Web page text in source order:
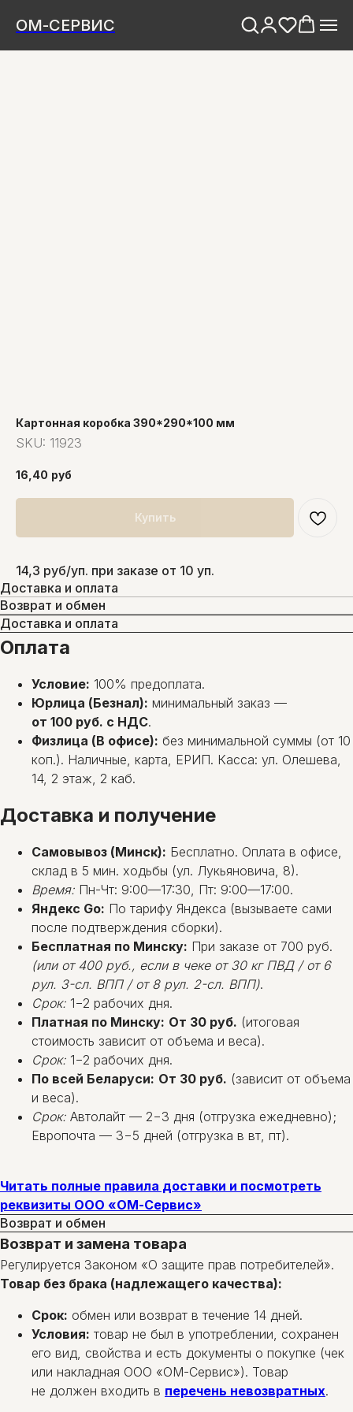
ОМ-СЕРВИС
Картонная коробка 390*290*100 мм
SKU: 11923
16,40 руб
Купить
14,3 руб/уп. при заказе от 10 уп.
Доставка и оплата
Возврат и обмен
Доставка и оплата
Оплата
Условие: 100% предоплата.
Юрлица (Безнал): минимальный заказ —
от 100 руб. с НДС.
Физлица (В офисе): без минимальной суммы (от 10
коп.). Наличные, карта, ЕРИП. Касса: ул. Олешева,
14, 2 этаж, 2 каб.
Доставка и получение
Самовывоз (Минск): Бесплатно. Оплата в офисе,
склад в 5 мин. ходьбы (ул. Лукьяновича, 8).
Время: Пн-Чт: 9:00—17:30, Пт: 9:00—17:00.
Яндекс Go: По тарифу Яндекса (вызываете сами
после подтверждения сборки).
Бесплатная по Минску: При заказе от 700 руб.
(или от 400 руб., если в чеке от 30 кг ПВД / от 6
рул. 3-сл. ВПП / от 8 рул. 2-сл. ВПП).
Срок: 1−2 рабочих дня.
Платная по Минску: От 30 руб. (итоговая
стоимость зависит от объема и веса).
Срок: 1−2 рабочих дня.
По всей Беларуси: От 30 руб. (зависит от объема
и веса).
Срок: Автолайт — 2−3 дня (отгрузка ежедневно);
Европочта — 3−5 дней (отгрузка в вт, пт).
Читать полные правила доставки и посмотреть
реквизиты ООО «ОМ-Сервис»
Возврат и обмен
Возврат и замена товара
Регулируется Законом «О защите прав потребителей».
Товар без брака (надлежащего качества):
Срок: обмен или возврат в течение 14 дней.
Условия: товар не был в употреблении, сохранен
его вид, свойства и есть документы о покупке (чек
или накладная ООО «ОМ-Сервис»). Товар
не должен входить в перечень невозвратных.